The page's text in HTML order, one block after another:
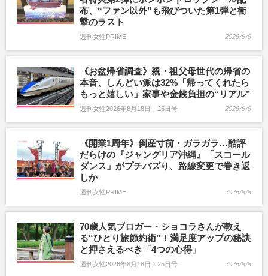
布、“ファン以外”も飛びついた第1弾と衝
撃のラスト
週刊女性PRIME 2026/8/8
《お盆帰省調査》親・祖父母世代の帰省の
本音、しんどい派は32%「帰ってくれたら
もっと嬉しい」家事や金銭負担の“リアル”
週刊女性2026年8月18日・25日号 2026/8/8
《開業1周年》倒産寸前・ガラガラ…酷評
だらけの『ジャングリア沖縄』「スコール
ダンス」がプチバズり、路線変更で巻き返
しか
週刊女性PRIME 2026/8/8
70歳人気ブロガー・ショコラさんが教え
る“ひとり旅節約術”！満足度アップの秘訣
と押さえるべき「4つの心得」
週刊女性2026年8月18日・25日号 2026/8/8